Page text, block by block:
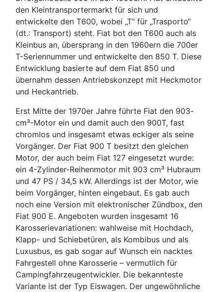
den Kleintransportermarkt für sich und
entwickelte den T600, wobei „T“ für „Trasporto“
(dt.: Transport) steht. Fiat bot den T600 auch als
Kleinbus an, übersprang in den 1960ern die 700er
T-Seriennummer und entwickelte den 850 T. Diese
Entwicklung basierte auf dem Fiat 850 und
übernahm dessen Antriebskonzept mit Heckmotor
und Heckantrieb.
Erst Mitte der 1970er Jahre führte Fiat den 903-
cm³-Motor ein und damit auch den 900T, fast
chromlos und insgesamt etwas eckiger als seine
Vorgänger. Der Fiat 900 T besitzt den gleichen
Motor, der auch beim Fiat 127 eingesetzt wurde:
ein 4-Zylinder-Reihenmotor mit 903 cm³ Hubraum
und 47 PS / 34,5 kW. Allerdings ist der Motor, wie
beim Vorgänger, hinten eingebaut. Es gab auch
noch eine Version mit elektronischer Zündbox, den
Fiat 900 E. Angeboten wurden insgesamt 16
Karosserievariationen: wahlweise mit Hochdach,
Klapp- und Schiebetüren, als Kombibus und als
Luxusbus, es gab sogar auf Wunsch ein nacktes
Fahrgestell ohne Karosserie – vermutlich für
Campingfahrzeugentwickler. Die bekannteste
Variante ist der Typ Eiswagen. Der ungewöhnliche